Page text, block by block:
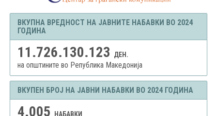
ВКУПНА ВРЕДНОСТ НА ЈАВНИТЕ НАБАВКИ ВО 2024
ГОДИНА
11.726.130.123 ДЕН.
на општините во Република Македонија
ВКУПЕН БРОЈ НА ЈАВНИ НАБАВКИ ВО 2024 ГОДИНА
4.005 НАБАВКИ